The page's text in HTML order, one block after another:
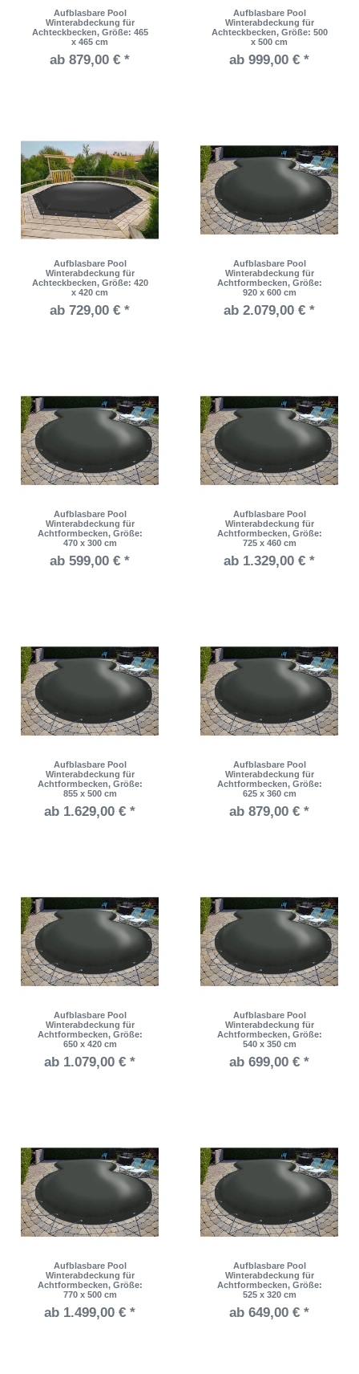
Aufblasbare Pool
Winterabdeckung für
Achteckbecken, Größe: 465
x 465 cm
ab 879,00 € *
Aufblasbare Pool
Winterabdeckung für
Achteckbecken, Größe: 500
x 500 cm
ab 999,00 € *
Aufblasbare Pool
Winterabdeckung für
Achteckbecken, Größe: 420
x 420 cm
ab 729,00 € *
Aufblasbare Pool
Winterabdeckung für
Achtformbecken, Größe:
920 x 600 cm
ab 2.079,00 € *
Aufblasbare Pool
Winterabdeckung für
Achtformbecken, Größe:
470 x 300 cm
ab 599,00 € *
Aufblasbare Pool
Winterabdeckung für
Achtformbecken, Größe:
725 x 460 cm
ab 1.329,00 € *
Aufblasbare Pool
Winterabdeckung für
Achtformbecken, Größe:
855 x 500 cm
ab 1.629,00 € *
Aufblasbare Pool
Winterabdeckung für
Achtformbecken, Größe:
625 x 360 cm
ab 879,00 € *
Aufblasbare Pool
Winterabdeckung für
Achtformbecken, Größe:
650 x 420 cm
ab 1.079,00 € *
Aufblasbare Pool
Winterabdeckung für
Achtformbecken, Größe:
540 x 350 cm
ab 699,00 € *
Aufblasbare Pool
Winterabdeckung für
Achtformbecken, Größe:
770 x 500 cm
ab 1.499,00 € *
Aufblasbare Pool
Winterabdeckung für
Achtformbecken, Größe:
525 x 320 cm
ab 649,00 € *